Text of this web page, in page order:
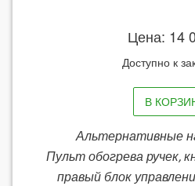
Цена: 14
Доступно к
В
Альтернативные
Пульт обогрева ручек,
правый блок